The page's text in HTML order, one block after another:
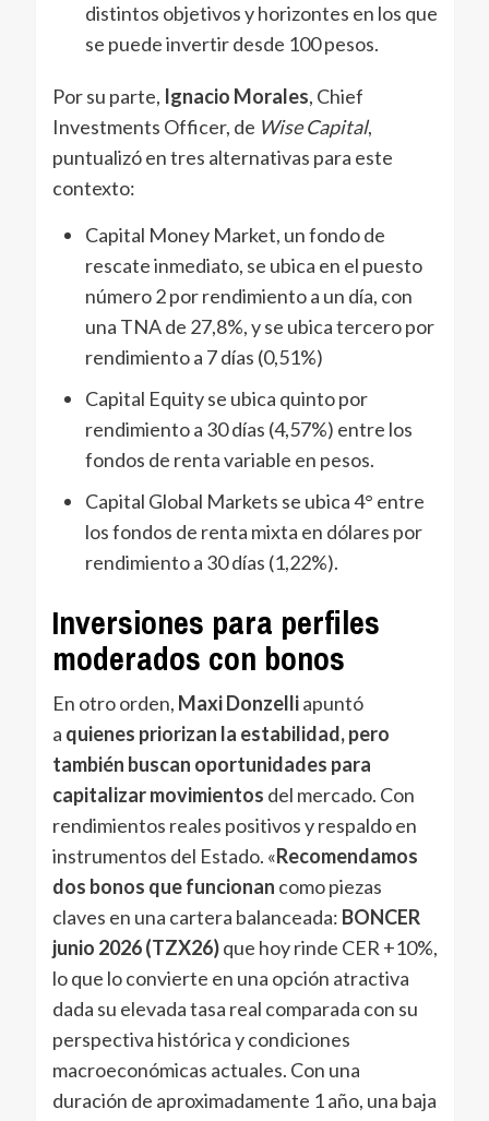
distintos objetivos y horizontes en los que
se puede invertir desde 100 pesos.
Por su parte, Ignacio Morales, Chief
Investments Officer, de Wise Capital,
puntualizó en tres alternativas para este
contexto:
Capital Money Market, un fondo de
rescate inmediato, se ubica en el puesto
número 2 por rendimiento a un día, con
una TNA de 27,8%, y se ubica tercero por
rendimiento a 7 días (0,51%)
Capital Equity se ubica quinto por
rendimiento a 30 días (4,57%) entre los
fondos de renta variable en pesos.
Capital Global Markets se ubica 4° entre
los fondos de renta mixta en dólares por
rendimiento a 30 días (1,22%).
Inversiones para perfiles
moderados con bonos
En otro orden, Maxi Donzelliapuntó
a quienes priorizan la estabilidad, pero
también buscan oportunidades para
capitalizar movimientos del mercado. Con
rendimientos reales positivos y respaldo en
instrumentos del Estado. «Recomendamos
dos bonos que funcionan como piezas
claves en una cartera balanceada: BONCER
junio 2026 (TZX26)que hoy rinde CER +10%,
lo que lo convierte en una opción atractiva
dada su elevada tasa real comparada con su
perspectiva histórica y condiciones
macroeconómicas actuales. Con una
duración de aproximadamente 1 año, una baja